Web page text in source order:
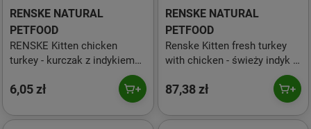
RENSKE NATURAL
PETFOOD
RENSKE Kitten chicken
turkey - kurczak z indykiem
6,05 zł
RENSKE NATURAL
PETFOOD
Renske Kitten fresh turkey
with chicken - świeży indyk z
kociąt - 1,5 kg
87,38 zł